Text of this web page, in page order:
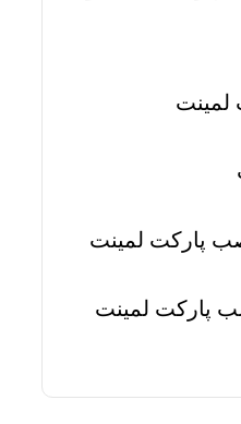
پارکت لمینت
پارکت لمینت